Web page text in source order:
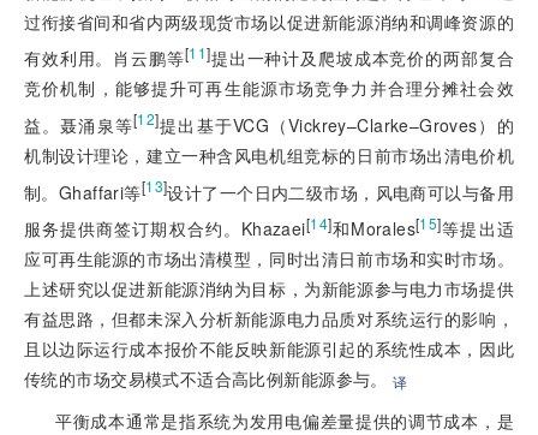
过衔接省间和省内两级现货市场以促进新能源消纳和调峰资源的
有效利用。肖云鹏等[11]提出一种计及爬坡成本竞价的两部复合
竞价机制，能够提升可再生能源市场竞争力并合理分摊社会效
益。聂涌泉等[12]提出基于VCG（Vickrey–Clarke–Groves）的
机制设计理论，建立一种含风电机组竞标的日前市场出清电价机
制。Ghaffari等[13]设计了一个日内二级市场，风电商可以与备用
服务提供商签订期权合约。Khazaei[14]和Morales[15]等提出适
应可再生能源的市场出清模型，同时出清日前市场和实时市场。
上述研究以促进新能源消纳为目标，为新能源参与电力市场提供
有益思路，但都未深入分析新能源电力品质对系统运行的影响，
且以边际运行成本报价不能反映新能源引起的系统性成本，因此
传统的市场交易模式不适合高比例新能源参与。译
平衡成本通常是指系统为发用电偏差量提供的调节成本，是